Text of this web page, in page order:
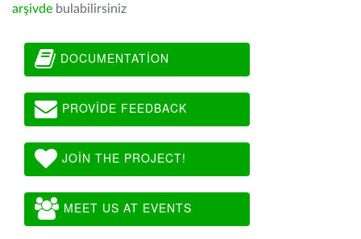
arşivde bulabilirsiniz
DOCUMENTATION
PROVIDE FEEDBACK
JOIN THE PROJECT!
MEET US AT EVENTS